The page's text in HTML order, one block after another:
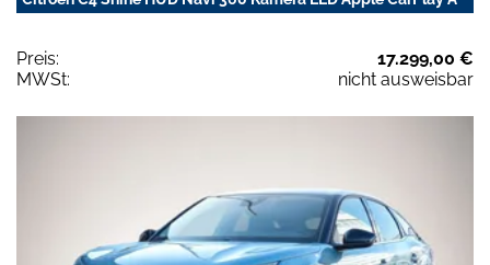
Preis:
17.299,00 €
MWSt:
nicht ausweisbar